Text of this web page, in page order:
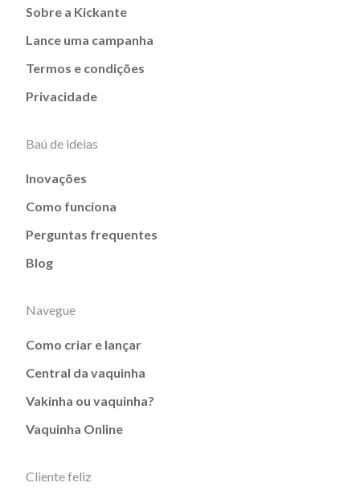
Sobre a Kickante
Lance uma campanha
Termos e condições
Privacidade
Baú de ideias
Inovações
Como funciona
Perguntas frequentes
Blog
Navegue
Como criar e lançar
Central da vaquinha
Vakinha ou vaquinha?
Vaquinha Online
Cliente feliz